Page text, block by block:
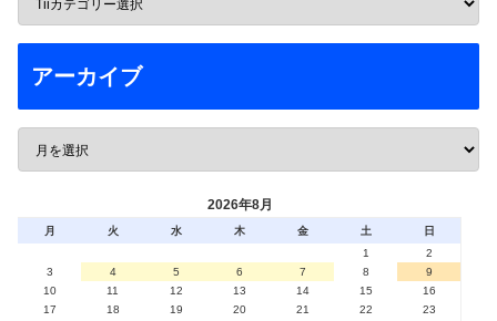
アーカイブ
2026年8月
月 火 水 木 金 土
日
1
2
3
4 5 6 7 8
9
10
11 12 13 14 15
16
17
18 19 20 21 22
23